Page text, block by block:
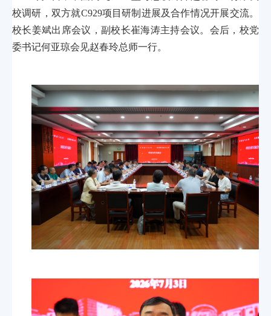
校调研，双方就C929项目研制进展及合作情况开展交流。
校长姜斌出席会议，副校长崔海涛主持会议。会后，校党
委书记何亚琼会见赵春玲总师一行。